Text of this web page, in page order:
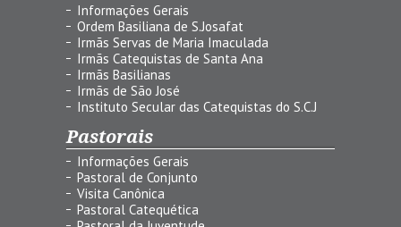
Informações Gerais
Ordem Basiliana de S.Josafat
Irmãs Servas de Maria Imaculada
Irmãs Catequistas de Santa Ana
Irmãs Basilianas
Irmãs de São José
Instituto Secular das Catequistas do S.C.J
Pastorais
Informações Gerais
Pastoral de Conjunto
Visita Canônica
Pastoral Catequética